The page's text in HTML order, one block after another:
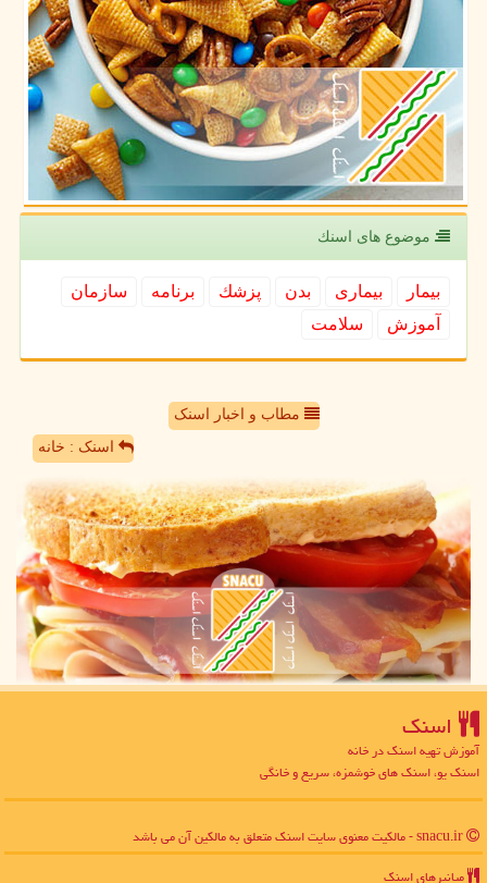
موضوع های اسنك
بیمار بیماری بدن پزشك برنامه
سازمان
آموزش
سلامت
مطاب و اخبار اسنک
اسنک : خانه
اسنك
آموزش تهیه اسنک در خانه
اسنک یو، اسنک های خوشمزه، سریع و خانگی
میانبرهای اسنك